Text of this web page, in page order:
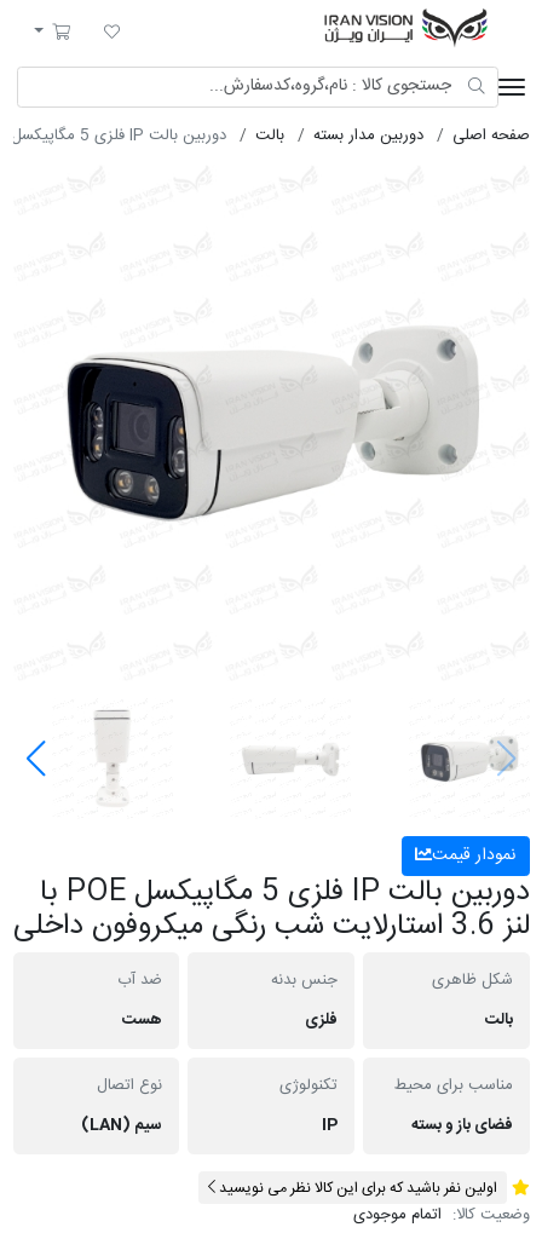
لیست مورد علاقه
سبد خرید
صفحه اصلی دوربین مدار بسته بالت دوربین بالت IP فلزی 5 مگاپیکسل POE با لنز 3.6 استارلایت شب رنگی میکروفون داخلی
نمودار قیمت
دوربین بالت IP فلزی 5 مگاپیکسل POE با
لنز 3.6 استارلایت شب رنگی میکروفون داخلی
شکل ظاهری
بالت
جنس بدنه
فلزی
ضد آب
هست
مناسب برای محیط
فضای باز و بسته
تکنولوژی
IP
نوع اتصال
سیم (LAN)
اولین نفر باشید که برای این کالا نظر می نویسید
وضعیت کالا: اتمام موجودی